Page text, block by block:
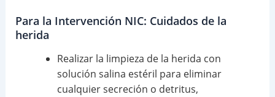
Para la Intervención NIC: Cuidados de la
herida
Realizar la limpieza de la herida con
solución salina estéril para eliminar
cualquier secreción o detritus,